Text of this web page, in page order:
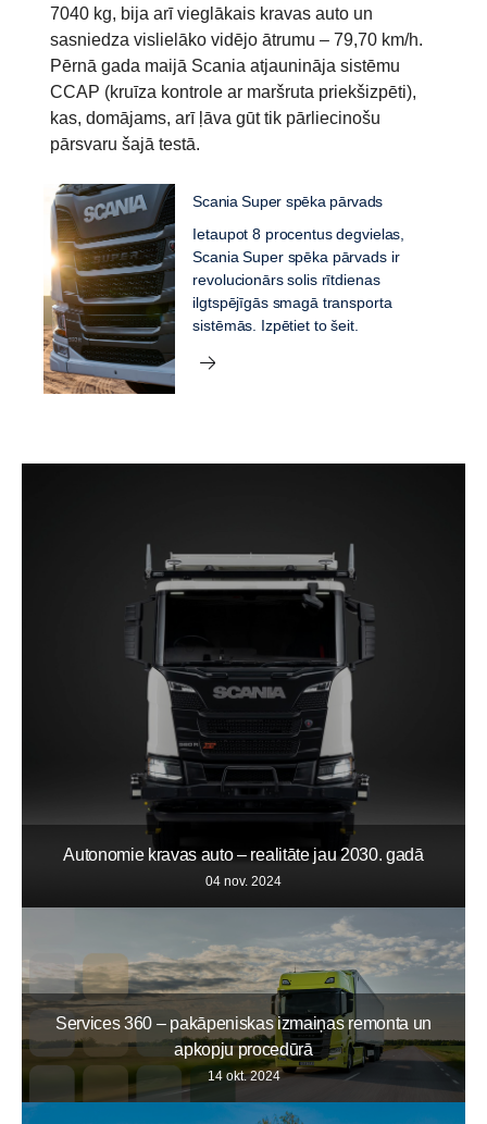
7040 kg, bija arī vieglākais kravas auto un
sasniedza vislielāko vidējo ātrumu – 79,70 km/h.
Pērnā gada maijā Scania atjaunināja sistēmu
CCAP (kruīza kontrole ar maršruta priekšizpēti),
kas, domājams, arī ļāva gūt tik pārliecinošu
pārsvaru šajā testā.
Scania Super spēka pārvads
Ietaupot 8 procentus degvielas,
Scania Super spēka pārvads ir
revolucionārs solis rītdienas
ilgtspējīgās smagā transporta
sistēmās. Izpētiet to šeit.
Autonomie kravas auto – realitāte jau 2030. gadā
04 nov. 2024
Services 360 – pakāpeniskas izmaiņas remonta un
apkopju procedūrā
14 okt. 2024